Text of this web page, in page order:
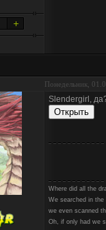
Понедельник,
Slendergirl,
Where did all the
We searched in
we even scanned
Oh, if only had we